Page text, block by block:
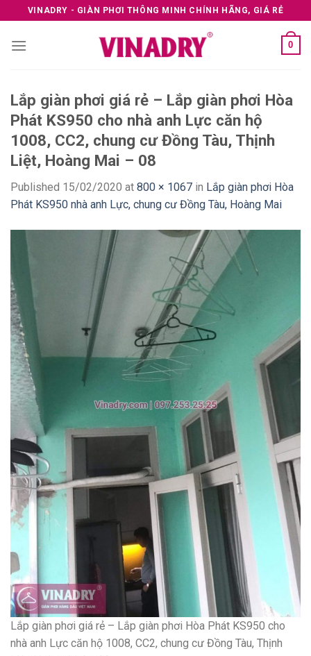
to
content
VINADRY - GIÀN PHƠI THÔNG MINH CHÍNH HÃNG, GIÁ RẺ
0
Lắp giàn phơi giá rẻ – Lắp giàn phơi Hòa
Phát KS950 cho nhà anh Lực căn hộ
1008, CC2, chung cư Đồng Tàu, Thịnh
Liệt, Hoàng Mai – 08
Published 15/02/2020 at 800 × 1067 in Lắp giàn phơi Hòa
Phát KS950 nhà anh Lực, chung cư Đồng Tàu, Hoàng Mai
Lắp giàn phơi giá rẻ – Lắp giàn phơi Hòa Phát KS950 cho
nhà anh Lực căn hộ 1008, CC2, chung cư Đồng Tàu, Thịnh